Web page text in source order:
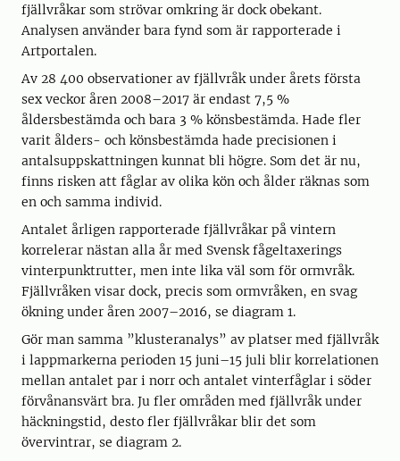
fjällvråkar som strövar omkring är dock obekant.
Analysen använder bara fynd som är rapporterade i
Artportalen.
Av 28 400 observationer av fjällvråk under årets första
sex veckor åren 2008–2017 är endast 7,5 %
åldersbestämda och bara 3 % könsbestämda. Hade fler
varit ålders- och könsbestämda hade precisionen i
antalsuppskattningen kunnat bli högre. Som det är nu,
finns risken att fåglar av olika kön och ålder räknas som
en och samma individ.
Antalet årligen rapporterade fjällvråkar på vintern
korrelerar nästan alla år med Svensk fågeltaxerings
vinterpunktrutter, men inte lika väl som för ormvråk.
Fjällvråken visar dock, precis som ormvråken, en svag
ökning under åren 2007–2016, se diagram 1.
Gör man samma ”klusteranalys” av platser med fjällvråk
i lappmarkerna perioden 15 juni–15 juli blir korrelationen
mellan antalet par i norr och antalet vinterfåglar i söder
förvånansvärt bra. Ju fler områden med fjällvråk under
häckningstid, desto fler fjällvråkar blir det som
övervintrar, se diagram 2.